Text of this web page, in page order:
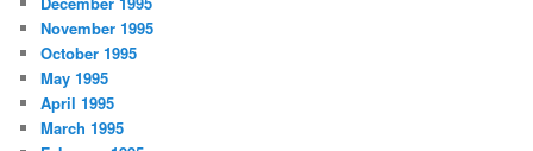
November 1995
October 1995
May 1995
April 1995
March 1995